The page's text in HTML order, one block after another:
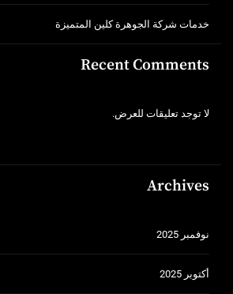
خدمات شركة الجوهرة كلين المتميزة
Recent Comments
لا توجد تعليقات للعرض.
Archives
نوفمبر 2025
أكتوبر 2025